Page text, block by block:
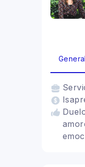
General